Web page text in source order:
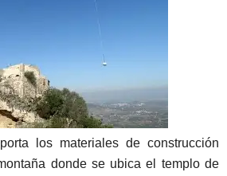
los materiales de construcción
donde se ubica el templo de